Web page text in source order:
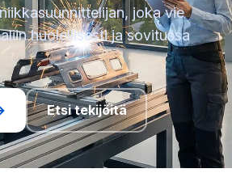
joka vie
huolellisesti ja sovitussa
Etsi tekijöitä